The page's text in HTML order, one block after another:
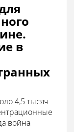
в
4,5 тысяч
война